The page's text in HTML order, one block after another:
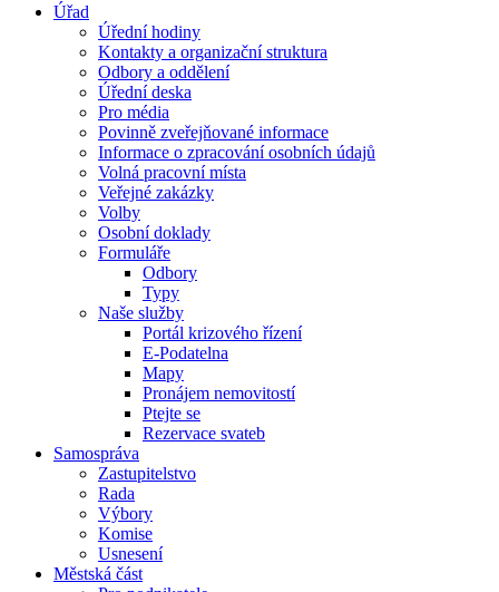
Úřad
Úřední hodiny
Kontakty a organizační struktura
Odbory a oddělení
Úřední deska
Pro média
Povinně zveřejňované informace
Informace o zpracování osobních údajů
Volná pracovní místa
Veřejné zakázky
Volby
Osobní doklady
Formuláře
Odbory
Typy
Naše služby
Portál krizového řízení
E-Podatelna
Mapy
Pronájem nemovitostí
Ptejte se
Rezervace svateb
Samospráva
Zastupitelstvo
Rada
Výbory
Komise
Usnesení
Městská část